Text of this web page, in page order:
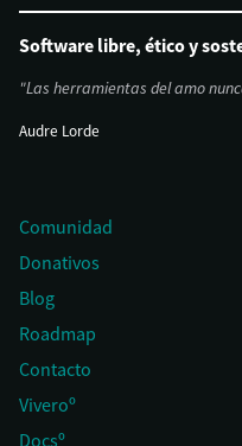
Software libre, ético y
"Las herramientas del amo
Audre Lorde
Comunidad
Donativos
Blog
Roadmap
Contacto
Viveroº
Docsº